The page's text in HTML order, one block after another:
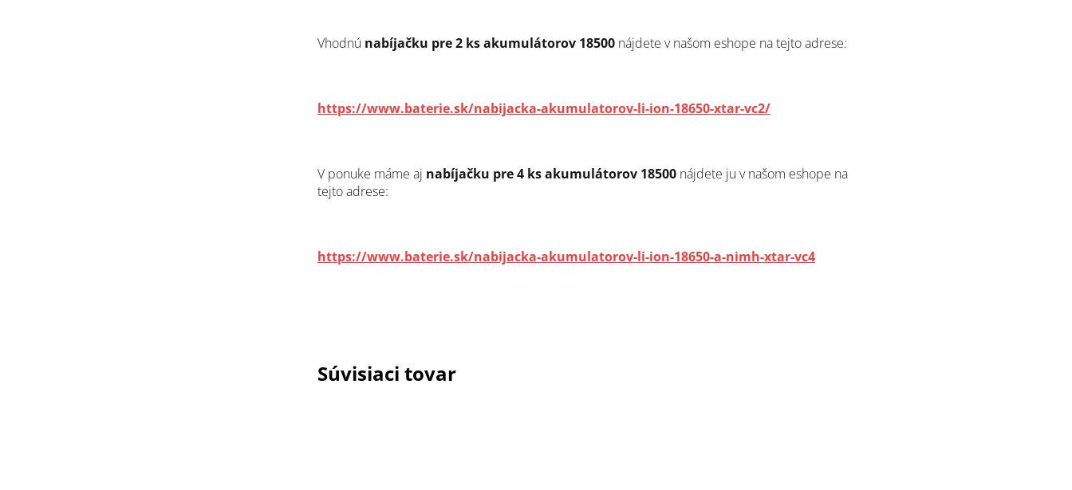
Súvisiaci tovar
Vhodnú nabíjačku pre 2 ks akumulátorov 18500 nájdete v našom eshope na tejto adrese:
https://www.baterie.sk/nabijacka-akumulatorov-li-ion-18650-xtar-vc2/
V ponuke máme aj nabíjačku pre 4 ks akumulátorov 18500 nájdete ju v našom eshope na
tejto adrese:
https://www.baterie.sk/nabijacka-akumulatorov-li-ion-18650-a-nimh-xtar-vc4